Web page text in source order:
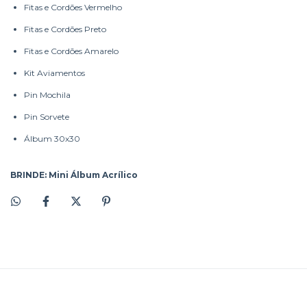
Fitas e Cordões Vermelho
Fitas e Cordões Preto
Fitas e Cordões Amarelo
Kit Aviamentos
Pin Mochila
Pin Sorvete
Álbum 30x30
BRINDE: Mini Álbum Acrílico